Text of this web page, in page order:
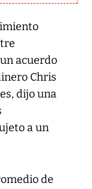
acuerdo
Chris
dijo una
a un
de